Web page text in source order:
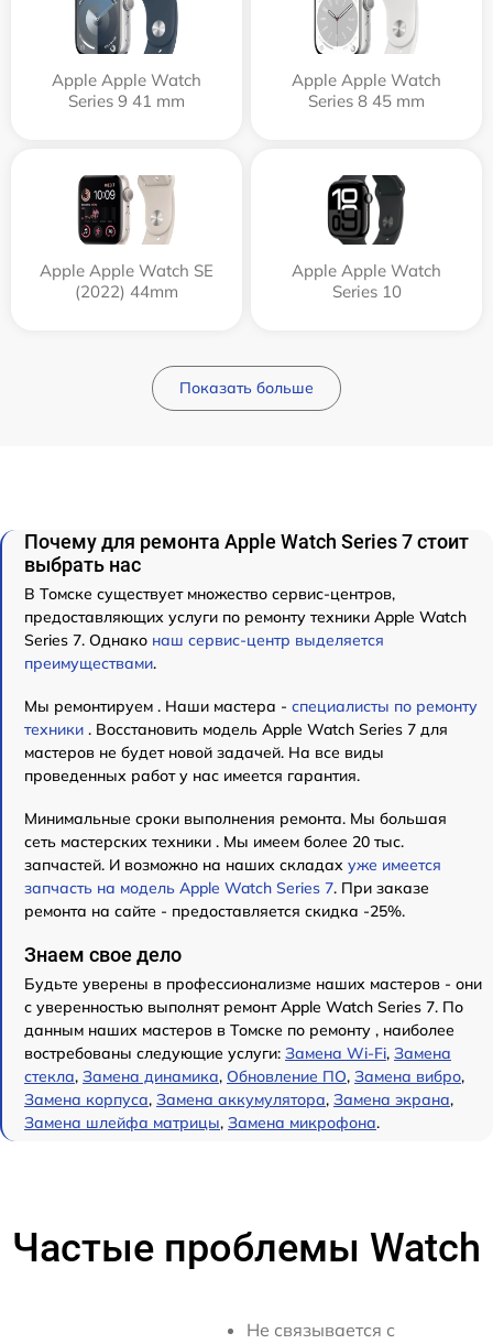
Apple Apple Watch
Series 9 41 mm
Apple Apple Watch
Series 8 45 mm
Apple Apple Watch SE
(2022) 44mm
Apple Apple Watch
Series 10
Показать больше
Почему для ремонта Apple Watch Series 7 стоит
выбрать нас
В Томске существует множество сервис-центров,
предоставляющих услуги по ремонту техники Apple Watch
Series 7. Однако наш сервис-центр выделяется
преимуществами.
Мы ремонтируем . Наши мастера - специалисты по ремонту
техники . Восстановить модель Apple Watch Series 7 для
мастеров не будет новой задачей. На все виды
проведенных работ у нас имеется гарантия.
Минимальные сроки выполнения ремонта. Мы большая
сеть мастерских техники . Мы имеем более 20 тыс.
запчастей. И возможно на наших складах уже имеется
запчасть на модель Apple Watch Series 7. При заказе
ремонта на сайте - предоставляется скидка -25%.
Знаем свое дело
Будьте уверены в профессионализме наших мастеров - они
с уверенностью выполнят ремонт Apple Watch Series 7. По
данным наших мастеров в Томске по ремонту , наиболее
востребованы следующие услуги: Замена Wi-Fi, Замена
стекла, Замена динамика, Обновление ПО, Замена вибро,
Замена корпуса, Замена аккумулятора, Замена экрана,
Замена шлейфа матрицы, Замена микрофона.
Частые проблемы Watch
Не связывается с